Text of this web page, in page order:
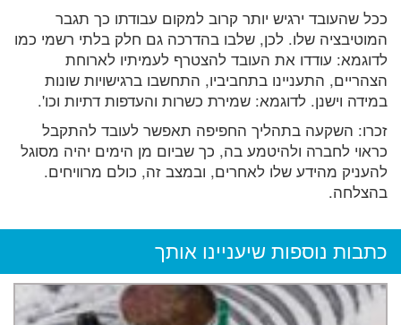
ככל שהעובד ירגיש יותר קרוב למקום עבודתו כך תגבר
המוטיבציה שלו. לכן, שלבו בהדרכה גם חלק בלתי רשמי כמו
לדוגמא: עודדו את העובד להצטרף לעמיתיו לארוחת
הצהריים, התעניינו בתחביביו, התחשבו ברגישויות שונות
במידה וישנן. לדוגמא: שמירת כשרות והעדפות דתיות וכו'.
זכרו: השקעה בתהליך החפיפה תאפשר לעובד להתקבל
כראוי לחברה ולהיטמע בה, כך שביום מן הימים יהיה מסוגל
להעניק מהידע שלו לאחרים, ובמצב זה, כולם מרוויחים.
בהצלחה.
כתבות נוספות שיעניינו אותך